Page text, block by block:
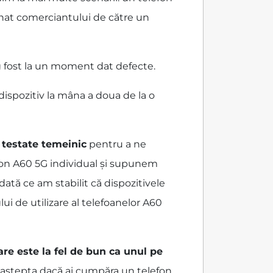
comerciantului de către un
fost la un moment dat defecte.
la mâna a doua de la o
testate temeinic pentru a ne
A60 5G individual și supunem
ce am stabilit că dispozitivele
de utilizare al telefoanelor A60
este la fel de bun ca unul pe